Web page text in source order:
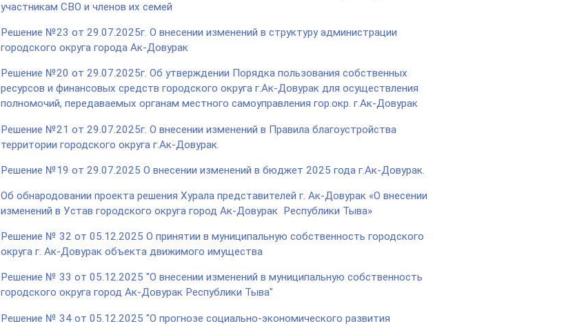
участникам СВО и членов их семей
Решение №23 от 29.07.2025г. О внесении изменений в структуру администрации
городского округа города Ак-Довурак
Решение №20 от 29.07.2025г. Об утверждении Порядка пользования собственных
ресурсов и финансовых средств городского округа г.Ак-Довурак для осуществления
полномочий, передаваемых органам местного самоуправления гор.окр. г.Ак-Довурак
Решение №21 от 29.07.2025г. О внесении изменений в Правила благоустройства
территории городского округа г.Ак-Довурак.
Решение №19 от 29.07.2025 О внесении изменений в бюджет 2025 года г.Ак-Довурак.
Об обнародовании проекта решения Хурала представителей г. Ак-Довурак «О внесении
изменений в Устав городского округа город Ак-Довурак Республики Тыва»
Решение № 32 от 05.12.2025 О принятии в муниципальную собственность городского
округа г. Ак-Довурак объекта движимого имущества
Решение № 33 от 05.12.2025 "О внесении изменений в муниципальную собственность
городского округа город Ак-Довурак Республики Тыва"
Решение № 34 от 05.12.2025 "О прогнозе социально-экономического развития